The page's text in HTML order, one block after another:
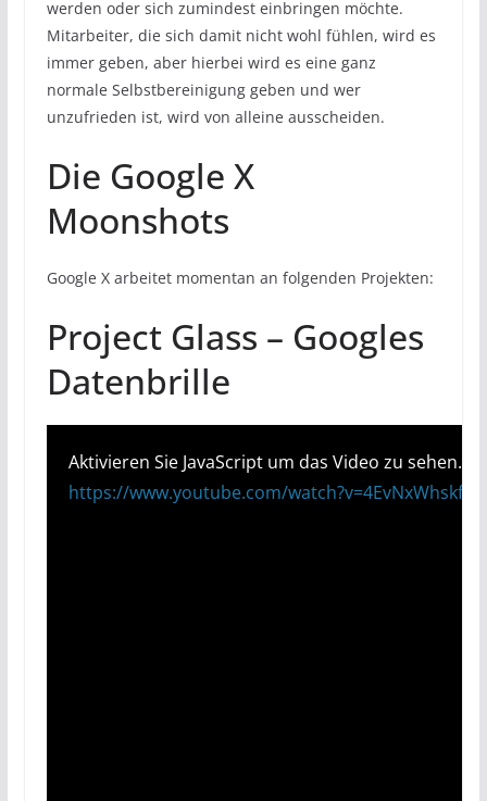
werden oder sich zumindest einbringen möchte.
Mitarbeiter, die sich damit nicht wohl fühlen, wird es
immer geben, aber hierbei wird es eine ganz
normale Selbstbereinigung geben und wer
unzufrieden ist, wird von alleine ausscheiden.
Die Google X
Moonshots
Google X arbeitet momentan an folgenden Projekten:
Project Glass – Googles
Datenbrille
Aktivieren Sie JavaScript um das Video zu sehen.
https://www.youtube.com/watch?v=4EvNxWhskf8